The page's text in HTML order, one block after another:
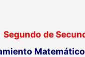
Segundo de
Matemático